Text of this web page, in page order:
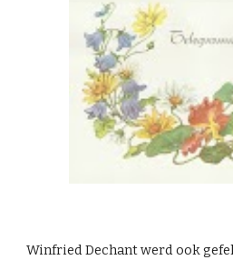
Winfried Dechant werd ook